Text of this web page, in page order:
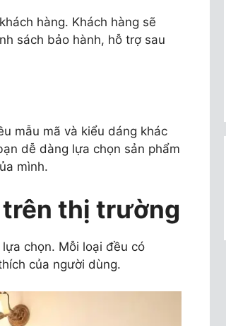
hàng. Khách hàng sẽ
sách bảo hành, hỗ trợ sau
mẫu mã và kiểu dáng khác
dễ dàng lựa chọn sản phẩm
mình.
trên thị trường
chọn. Mỗi loại đều có
của người dùng.